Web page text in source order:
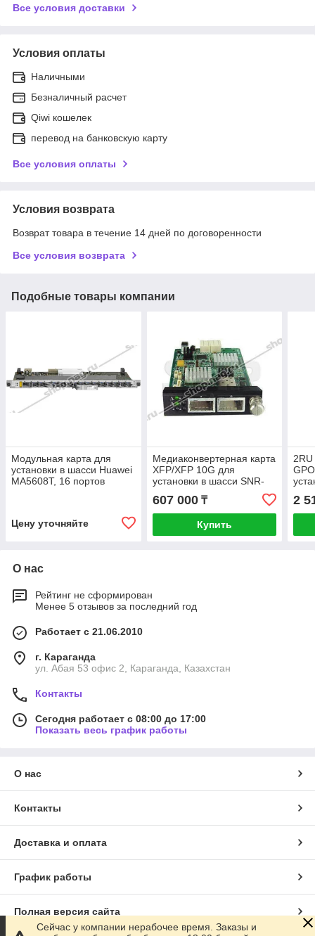
Все условия доставки
Условия оплаты
Наличными
Безналичный расчет
Qiwi кошелек
перевод на банковскую карту
Все условия оплаты
Условия возврата
Возврат товара в течение 14 дней по договоренности
Все условия возврата
Подобные товары компании
Модульная карта для
установки в шасси Huawei
MA5608T, 16 портов
Цену уточняйте
Медиаконвертерная карта
XFP/XFP 10G для
установки в шасси SNR-
CVT-CHASSIS-10G
607 000₸
Купить
DC
2
О нас
Рейтинг не сформирован
Менее 5 отзывов за последний год
Работает с 21.06.2010
г. Караганда
ул. Абая 53 офис 2, Караганда, Казахстан
Контакты
Сегодня работает с 08:00 до 17:00
Показать весь график работы
О нас
Контакты
Доставка и оплата
График работы
Полная версия сайта
Сейчас у компании нерабочее время. Заказы и